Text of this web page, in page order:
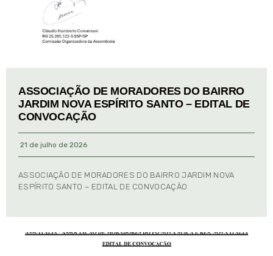
ASSOCIAÇÃO DE MORADORES DO BAIRRO
JARDIM NOVA ESPÍRITO SANTO – EDITAL DE
CONVOCAÇÃO
21 de julho de 2026
ASSOCIAÇÃO DE MORADORES DO BAIRRO JARDIM NOVA
ESPÍRITO SANTO – EDITAL DE CONVOCAÇÃO